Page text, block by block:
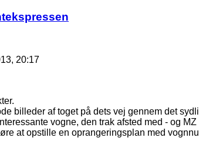
20:17
billeder af toget på dets vej gennem det
vogne, den trak afsted med - og
at opstille en oprangeringsplan med